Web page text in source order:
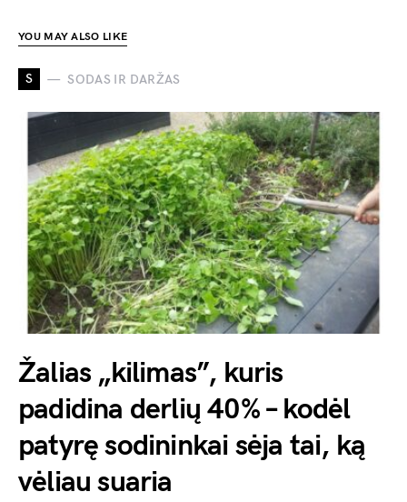
YOU MAY ALSO LIKE
S SODAS IR DARŽAS
Žalias „kilimas”, kuris
padidina derlių 40% – kodėl
patyrę sodininkai sėja tai, ką
vėliau suaria